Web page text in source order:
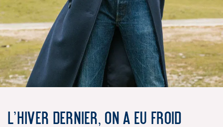
L’hiver dernier, on a eu froid